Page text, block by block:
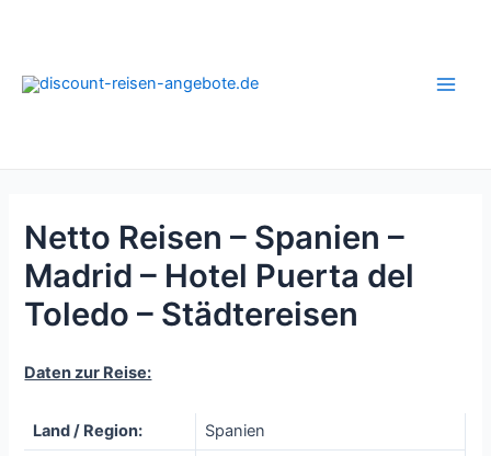
Netto Reisen – Spanien –
Madrid – Hotel Puerta del
Toledo – Städtereisen
Daten zur Reise:
Land / Region:
Spanien